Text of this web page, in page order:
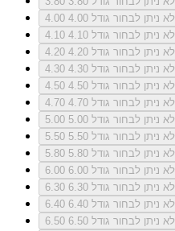
4.00
לא ניתן לבחור גודל 4.00
4.10
לא ניתן לבחור גודל 4.10
4.20
לא ניתן לבחור גודל 4.20
4.30
לא ניתן לבחור גודל 4.30
4.50
לא ניתן לבחור גודל 4.50
4.70
לא ניתן לבחור גודל 4.70
5.00
לא ניתן לבחור גודל 5.00
5.50
לא ניתן לבחור גודל 5.50
5.80
לא ניתן לבחור גודל 5.80
6.00
לא ניתן לבחור גודל 6.00
6.30
לא ניתן לבחור גודל 6.30
6.40
לא ניתן לבחור גודל 6.40
6.50
לא ניתן לבחור גודל 6.50